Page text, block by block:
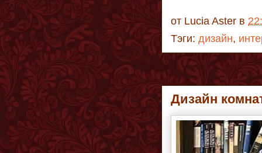
от Lucia Aster в
Тэги: дизайн,
Дизайн